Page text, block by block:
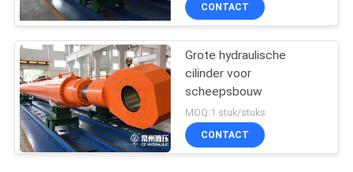
CONTACT
Grote hydraulische
cilinder voor
scheepsbouw
MOQ:1 stuk/stuks
CONTACT